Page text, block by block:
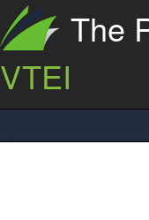
The
VTEI